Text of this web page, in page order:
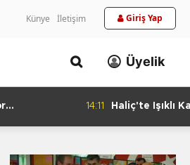
Künye İletişim Giriş Yap
Üyelik
14:11
Haliç'te Işıklı